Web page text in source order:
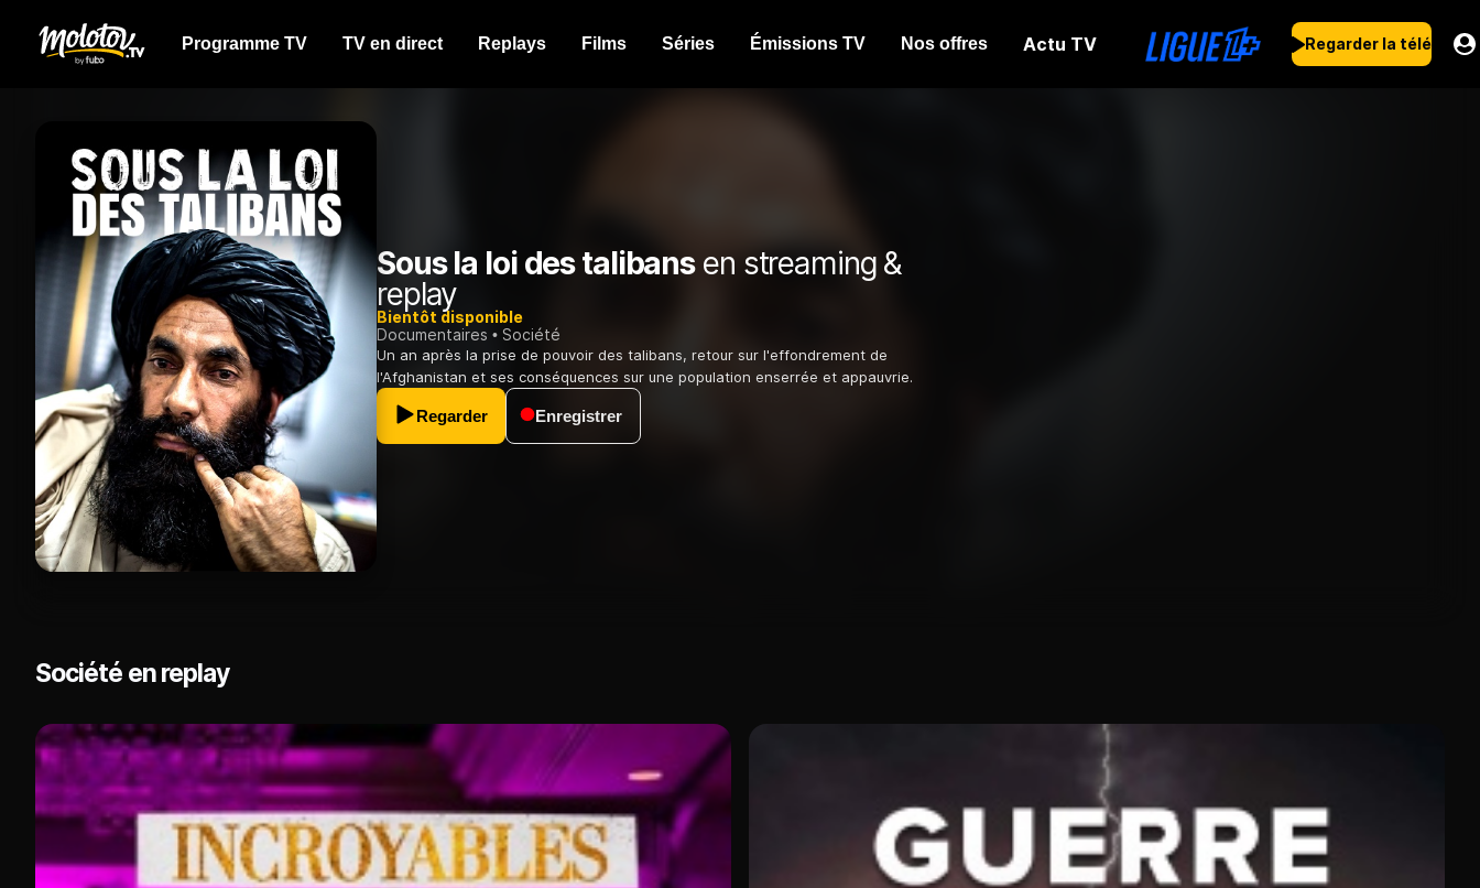
Programme TV TV en direct Replays Films Séries Émissions TV Nos offres Actu TV Regarder la télé
Sous la loi des talibansen streaming &
replay
Bientôt disponible
Documentaires
Société
Un an après la prise de pouvoir des talibans, retour sur l'effondrement de
l'Afghanistan et ses conséquences sur une population enserrée et appauvrie.
Regarder Enregistrer
Société en replay